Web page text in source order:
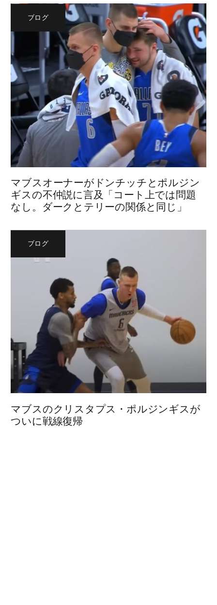
ブログ
マブスオーナーがドンチッチとポルジン
ギスの不仲説に言及「コート上では問題
なし。ダークとテリーの関係と同じ」
ブログ
マブスのクリスタプス・ポルジンギスが
ついに戦線復帰